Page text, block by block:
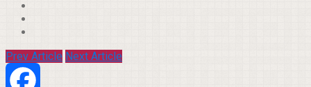
Prev Article Next Article